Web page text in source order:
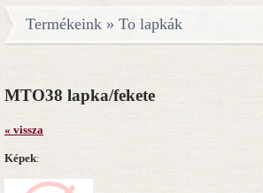
Termékeink » To lapkák
MTO38 lapka/fekete
« vissza
Képek: